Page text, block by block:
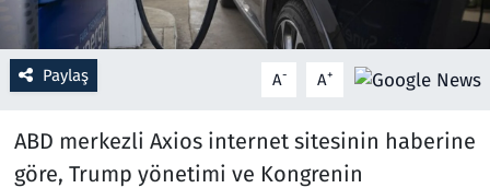
Paylaş A- A+
ABD merkezli Axios internet sitesinin haberine
göre, Trump yönetimi ve Kongrenin
Seçim 2023
Teknoloji ve Bilim